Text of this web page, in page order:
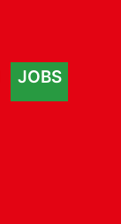
JOBS